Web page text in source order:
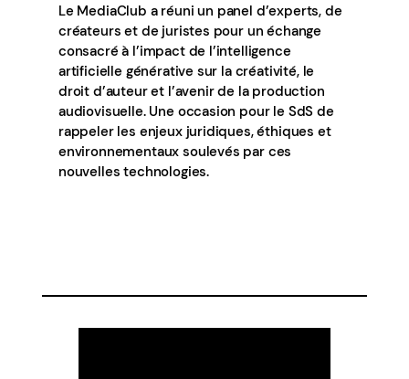
Le MediaClub a réuni un panel d’experts, de
créateurs et de juristes pour un échange
consacré à l’impact de l’intelligence
artificielle générative sur la créativité, le
droit d’auteur et l’avenir de la production
audiovisuelle. Une occasion pour le SdS de
rappeler les enjeux juridiques, éthiques et
environnementaux soulevés par ces
nouvelles technologies.